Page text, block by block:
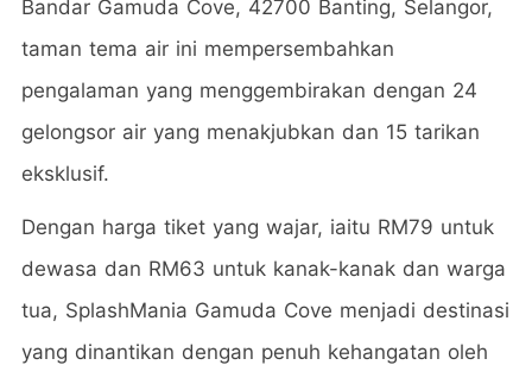
Bandar Gamuda Cove, 42700 Banting, Selangor,
taman tema air ini mempersembahkan
pengalaman yang menggembirakan dengan 24
gelongsor air yang menakjubkan dan 15 tarikan
eksklusif.
Dengan harga tiket yang wajar, iaitu RM79 untuk
dewasa dan RM63 untuk kanak-kanak dan warga
tua, SplashMania Gamuda Cove menjadi destinasi
yang dinantikan dengan penuh kehangatan oleh